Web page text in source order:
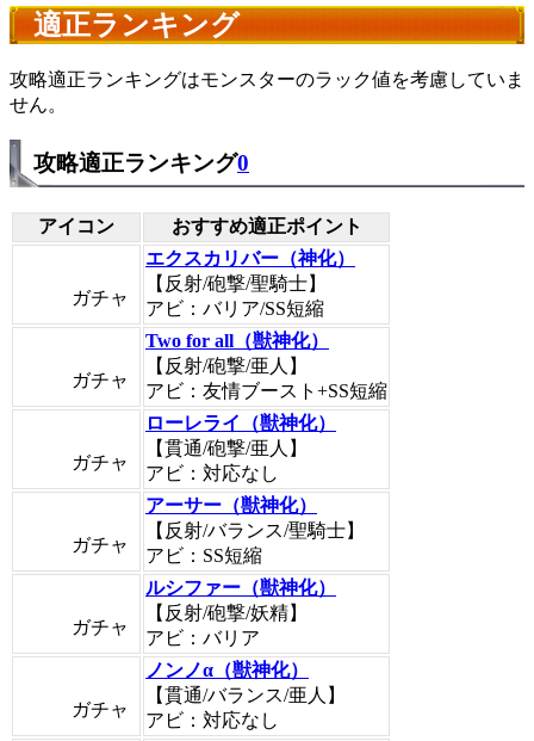
適正ランキング
攻略適正ランキングはモンスターのラック値を考慮していま
せん。
攻略適正ランキング0
アイコン おすすめ適正ポイント
ガチャ
エクスカリバー（神化）
【反射/砲撃/聖騎士】
アビ：バリア/SS短縮
ガチャ
Two for all（獣神化）
【反射/砲撃/亜人】
アビ：友情ブースト+SS短縮
ガチャ
ローレライ（獣神化）
【貫通/砲撃/亜人】
アビ：対応なし
ガチャ
アーサー（獣神化）
【反射/バランス/聖騎士】
アビ：SS短縮
ガチャ
ルシファー（獣神化）
【反射/砲撃/妖精】
アビ：バリア
ガチャ
ノンノα（獣神化）
【貫通/バランス/亜人】
アビ：対応なし